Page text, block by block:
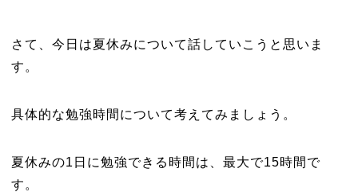
さて、今日は夏休みについて話していこうと思いま
す。
具体的な勉強時間について考えてみましょう。
夏休みの1日に勉強できる時間は、最大で15時間で
す。